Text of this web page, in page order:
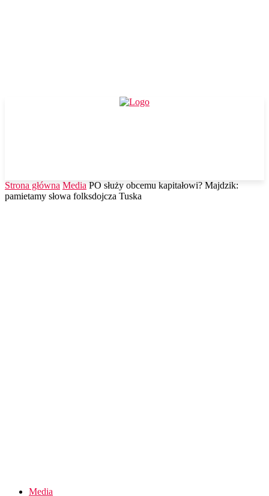
Strona główna Media PO służy obcemu kapitałowi? Majdzik:
pamietamy słowa folksdojcza Tuska
Media